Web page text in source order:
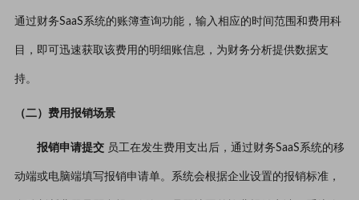
通过财务SaaS系统的账簿查询功能，输入相应的时间范围和费用科
目，即可迅速获取该费用的明细账信息，为财务分析提供数据支
持。
（二）费用报销场景
报销申请提交员工在发生费用支出后，通过财务SaaS系统的移
动端或电脑端填写报销申请单。系统会根据企业设置的报销标准，